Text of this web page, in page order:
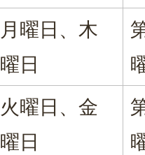
月曜日、木
曜日
火曜日、金
曜日